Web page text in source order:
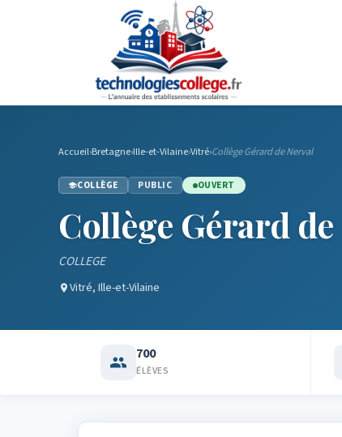
Accueil›Bretagne›Ille-et-Vilaine›Vitré›Collège Gérard de Nerval
COLLÈGE PUBLIC OUVERT
Collège Gérard
COLLEGE
Vitré, Ille-et-Vilaine
700
ÉLÈVES